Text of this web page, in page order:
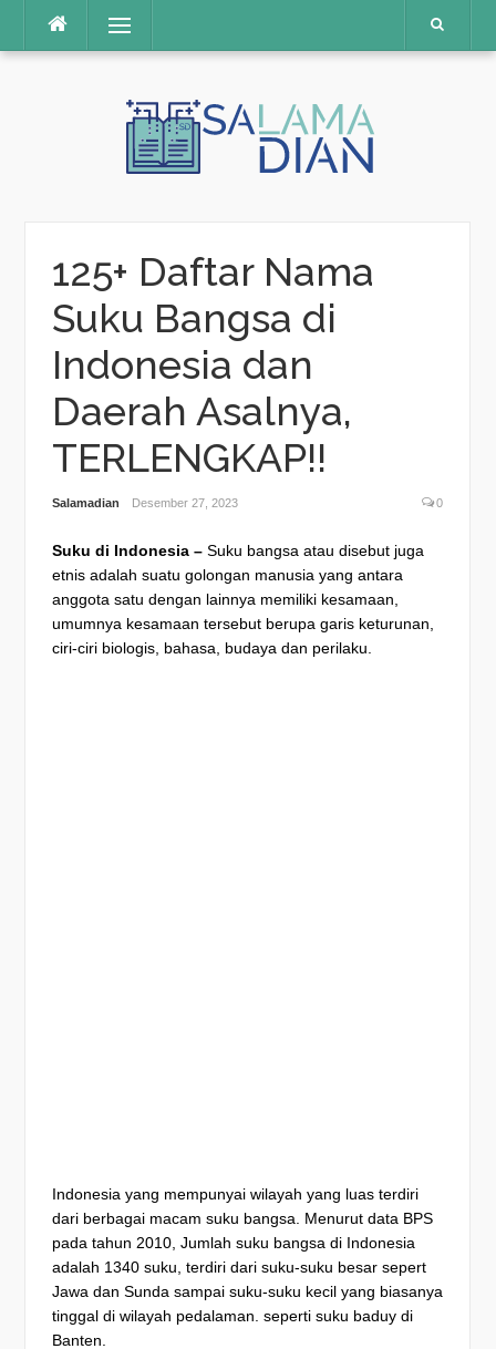
Menu
125+ Daftar Nama
Suku Bangsa di
Indonesia dan
Daerah Asalnya,
TERLENGKAP!!
Salamadian Desember 27, 2023 0
Suku di Indonesia – Suku bangsa atau disebut juga
etnis adalah suatu golongan manusia yang antara
anggota satu dengan lainnya memiliki kesamaan,
umumnya kesamaan tersebut berupa garis keturunan,
ciri-ciri biologis, bahasa, budaya dan perilaku.
Indonesia yang mempunyai wilayah yang luas terdiri
dari berbagai macam suku bangsa. Menurut data BPS
pada tahun 2010, Jumlah suku bangsa di Indonesia
adalah 1340 suku, terdiri dari suku-suku besar sepert
Jawa dan Sunda sampai suku-suku kecil yang biasanya
tinggal di wilayah pedalaman. seperti suku baduy di
Banten.